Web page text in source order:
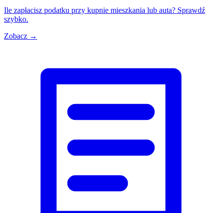
Ile zapłacisz podatku przy kupnie mieszkania lub auta? Sprawdź
szybko.
Zobacz →